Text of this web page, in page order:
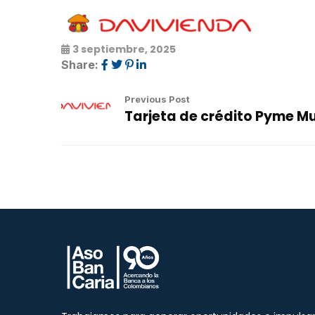
3 septiembre, 2025
Share:
Previous Post
Tarjeta de crédito Pyme